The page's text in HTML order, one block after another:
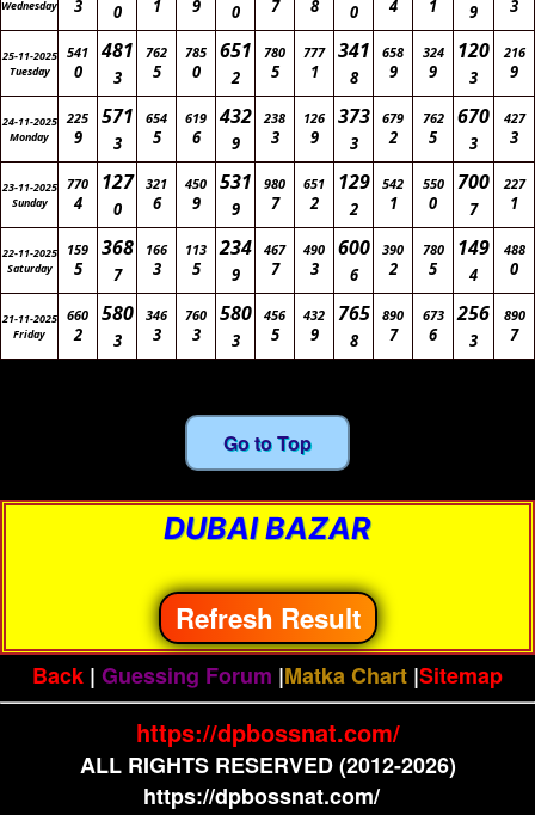
Wednesday
3 0 1 9 0 7 8 0 4 1 9 3
25-11-2025
Tuesday
541
0
481
3
762
5
785
0
651
2
780
5
777
1
341
8
658
9
324
9
120
3
216
9
24-11-2025
Monday
225
9
571
3
654
5
619
6
432
9
238
3
126
9
373
3
679
2
762
5
670
3
427
3
23-11-2025
Sunday
770
4
127
0
321
6
450
9
531
9
980
7
651
2
129
2
542
1
550
0
700
7
227
1
22-11-2025
Saturday
159
5
368
7
166
3
113
5
234
9
467
7
490
3
600
6
390
2
780
5
149
4
488
0
21-11-2025
Friday
660
2
580
3
346
3
760
3
580
3
456
5
432
9
765
8
890
7
673
6
256
3
890
7
Go to Top
DUBAI BAZAR
Refresh Result
Back | Guessing Forum |Matka Chart |Sitemap
https://dpbossnat.com/
ALL RIGHTS RESERVED (2012-2026)
https://dpbossnat.com/